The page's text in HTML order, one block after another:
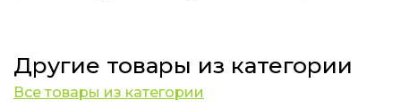
Другие товары из категории
Все товары из категории